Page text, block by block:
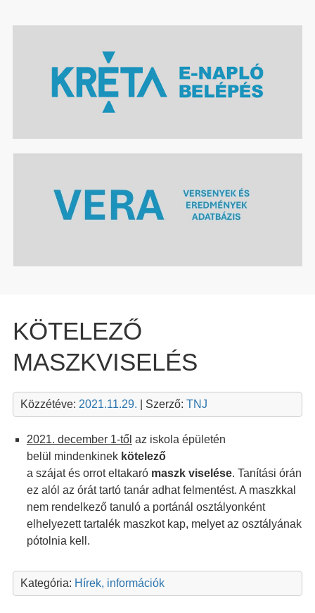
KÖTELEZŐ
MASZKVISELÉS
Közzétéve: 2021.11.29. | Szerző: TNJ
2021. december 1-től az iskola épületén
belül mindenkinek kötelező
a szájat és orrot eltakaró maszk viselése. Tanítási órán
ez alól az órát tartó tanár adhat felmentést. A maszkkal
nem rendelkező tanuló a portánál osztályonként
elhelyezett tartalék maszkot kap, melyet az osztályának
pótolnia kell.
Kategória: Hírek, információk